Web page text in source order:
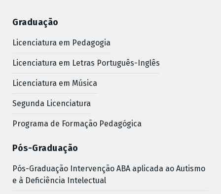
Graduação
Licenciatura em Pedagogia
Licenciatura em Letras Português-Inglês
Licenciatura em Música
Segunda Licenciatura
Programa de Formação Pedagógica
Pós-Graduação
Pós-Graduação Intervenção ABA aplicada ao Autismo
e à Deficiência Intelectual